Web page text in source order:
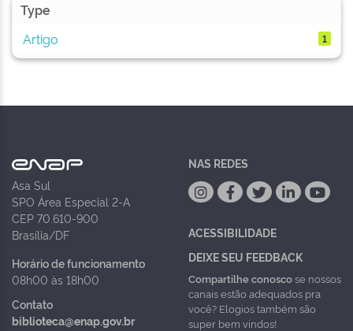
Type
Artigo
1
Asa Sul
SPO Área Especial 2-A
CEP 70.610-900
Brasília/DF
Horário de funcionamento
08h00 às 18h00
Contato
biblioteca@enap.gov.br
NAS REDES
ACESSIBILIDADE
DEIXE SEU FEEDBACK
Compartilhe conoscose nossos
canais estão adequados pra
você? Elogios também são
super bem vindos!